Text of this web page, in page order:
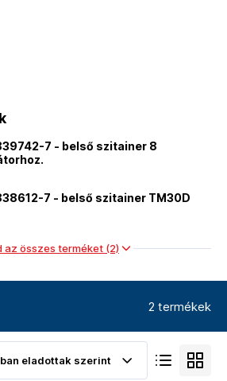
7 - belső szitainer 8
7 - belső szitainer TM30D
az összes terméket (2)
2 termékek